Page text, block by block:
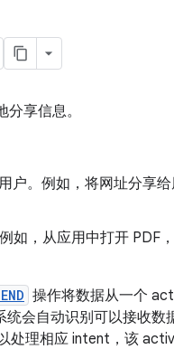
享信息。
户。例如，将网址分享给
如，从应用中打开 PDF
操作将数据从一个
会自动识别可以接收数
处理相应 intent，该